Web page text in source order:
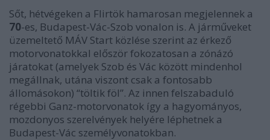
Sőt, hétvégeken a Flirtök hamarosan megjelennek a
70-es, Budapest-Vác-Szob vonalon is. A járműveket
üzemeltető MÁV Start közlése szerint az érkező
motorvonatokkal először fokozatosan a zónázó
járatokat (amelyek Szob és Vác között mindenhol
megállnak, utána viszont csak a fontosabb
állomásokon) “töltik föl”. Az innen felszabaduló
régebbi Ganz-motorvonatok így a hagyományos,
mozdonyos szerelvények helyére léphetnek a
Budapest-Vác személyvonatokban.